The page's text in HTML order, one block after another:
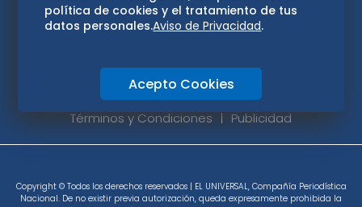
Hidalgo
Oaxaca
Aviso de privacidad
Directorio
Términos y Condiciones
Publicidad
Copyright © Todos los derechos reservados | EL UNIVERSAL, Compañía Periodística
Nacional. De no existir previa autorización, queda expresamente prohibida la
política de cookies y el tratamiento de tus
datos personales.Aviso de Privacidad.
Acepto Cookies